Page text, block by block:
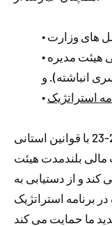
• وضعیت مالی اساسی هیئت مدیره
انباشته). و
استراتژیک
بودجه مصوب 2022-23 با قوانین استانی
مالی بلندمدت هیئت
و از دستیابی به
استراتژیک